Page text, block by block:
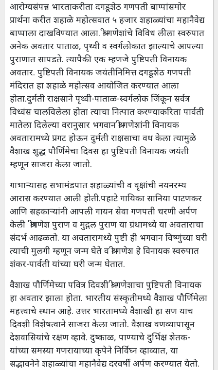
आरोग्यसंपन्न भारताकरीता दगडूशेठ गणपती बाप्पांसमोर
प्रार्थना करीत शहाळे महोत्सवात ५ हजार शहाळ्यांचा महानैवेद्य
बाप्पाला दाखविण्यात आला. श्री गणेशांचे विविध लीला स्वरुपात
अनेक अवतार पाताळ, पृथ्वी व स्वर्गलोकात झाल्याचे आपल्या
पुराणात सापडते. त्यापैकी एक म्हणजे पुष्टिपती विनायक
अवतार. पुष्टिपती विनायक जयंतीनिमित्त दगडूशेठ गणपती
मंदिरात हा शहाळे महोत्सव आयोजित करण्यात आला
होता.दुर्मती राक्षसाने पृथ्वी-पाताळ-स्वर्गलोक जिंकून सर्वत्र
विध्वंस चालविलेला होता त्याचा नित्पात करण्याकरिता पार्वती
मातेला दिलेल्या वरानुसार भगवान श्री गणेशांनी विनायक
अवतारामध्ये प्रगट होऊन दुर्मती राक्षसाचा वध केला त्यामुळे
वैशाख शुद्ध पौर्णिमेचा दिवस हा पुष्टिपती विनायक जयंती
म्हणून साजरा केला जातो.
गाभाऱ्यासह सभामंडपात शहाळ्यांची व वृक्षांची नयनरम्य
आरास करण्यात आली होती.पहाटे गायिका सानिया पाटणकर
आणि सहकाऱ्यांनी आपली गायन सेवा गणपती चरणी अर्पण
केली श्रीगणेश पुराण व मुद्गल पुराण या ग्रंथामध्ये या अवताराचा
संदर्भ आढळतो. या अवतारामध्ये पुष्टी ही भगवान विष्णुंच्या घरी
त्याची मुलगी म्हणून जन्म घेते व श्री गणेश हे विनायक स्वरुपात
शंकर-पार्वती यांच्या घरी जन्म घेतात.
वैशाख पौर्णिमेच्या पवित्र दिवशी श्री गणेशाचा पुष्टिपती विनायक
हा अवतार झाला होता. भारतीय संस्कृतीमध्ये वैशाख पौर्णिमेला
महत्त्वाचे स्थान आहे. उत्तर भारतामध्ये वैशाखी हा सण याच
दिवशी विशेषत्वाने साजरा केला जातो. वैशाख वणव्यापासून
देशवासियांचे रक्षण व्हावे. दुष्काळ, पाण्याचे दुर्भिक्ष शेतक-
यांच्या समस्या गणरायाच्या कृपेने निर्विघ्न व्हाव्यात, या
सद्भावनेने शहाळ्यांचा महानैवेद्य दरवर्षी अर्पण करण्यात येतो.